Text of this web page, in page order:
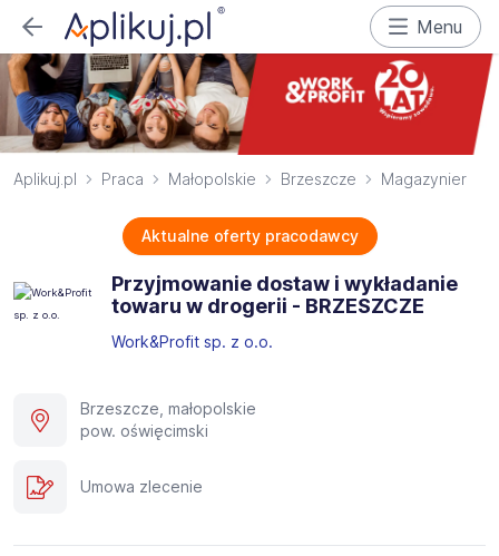
Menu
Aplikuj.pl Praca Małopolskie Brzeszcze Magazynier
Aktualne oferty pracodawcy
Przyjmowanie dostaw i wykładanie
towaru w drogerii - BRZESZCZE
Work&Profit sp. z o.o.
Brzeszcze, małopolskie
pow. oświęcimski
Umowa zlecenie